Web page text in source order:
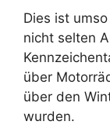
Dies ist
nicht selten
über
über den
wurden.